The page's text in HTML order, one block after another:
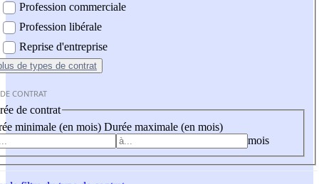
Profession commerciale
Profession libérale
Reprise d'entreprise
de types de contrat
CONTRAT
de contrat
minimale (en mois) Durée maximale (en mois)
mois